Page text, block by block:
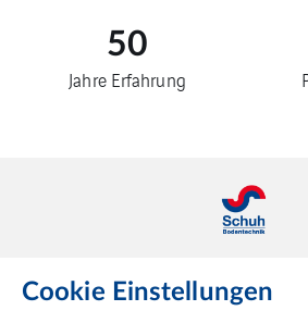
50
Jahre Erfahrung
Solutions
Cookie Einstellungen